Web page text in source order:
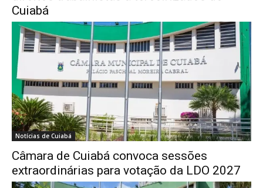
Cuiabá
Notícias de Cuiabá
Câmara de Cuiabá convoca sessões
extraordinárias para votação da LDO 2027